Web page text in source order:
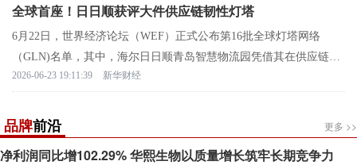
全球首座！日日顺获评大件供应链韧性灯塔
6月22日，世界经济论坛（WEF）正式公布第16批全球灯塔网络
（GLN)名单，其中，海尔日日顺青岛智慧物流园凭借其在供应链物
流领域数智化与服务能力成功入选，成为全球灯塔网络首座大件供
2026-06-23 19:11:39 新华财经
品牌前沿 更多 >>
净利润同比增102.29% 华熙生物以质量增长筑牢长期竞争力